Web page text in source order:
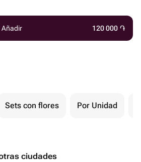
Añadir 120 000 ֏
Sets con flores Por Unidad
ciudades